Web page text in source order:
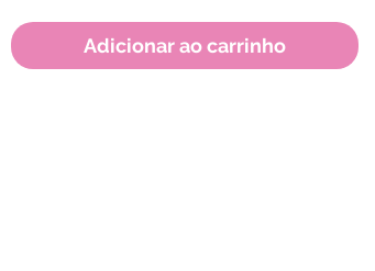
Adicionar ao carrinho